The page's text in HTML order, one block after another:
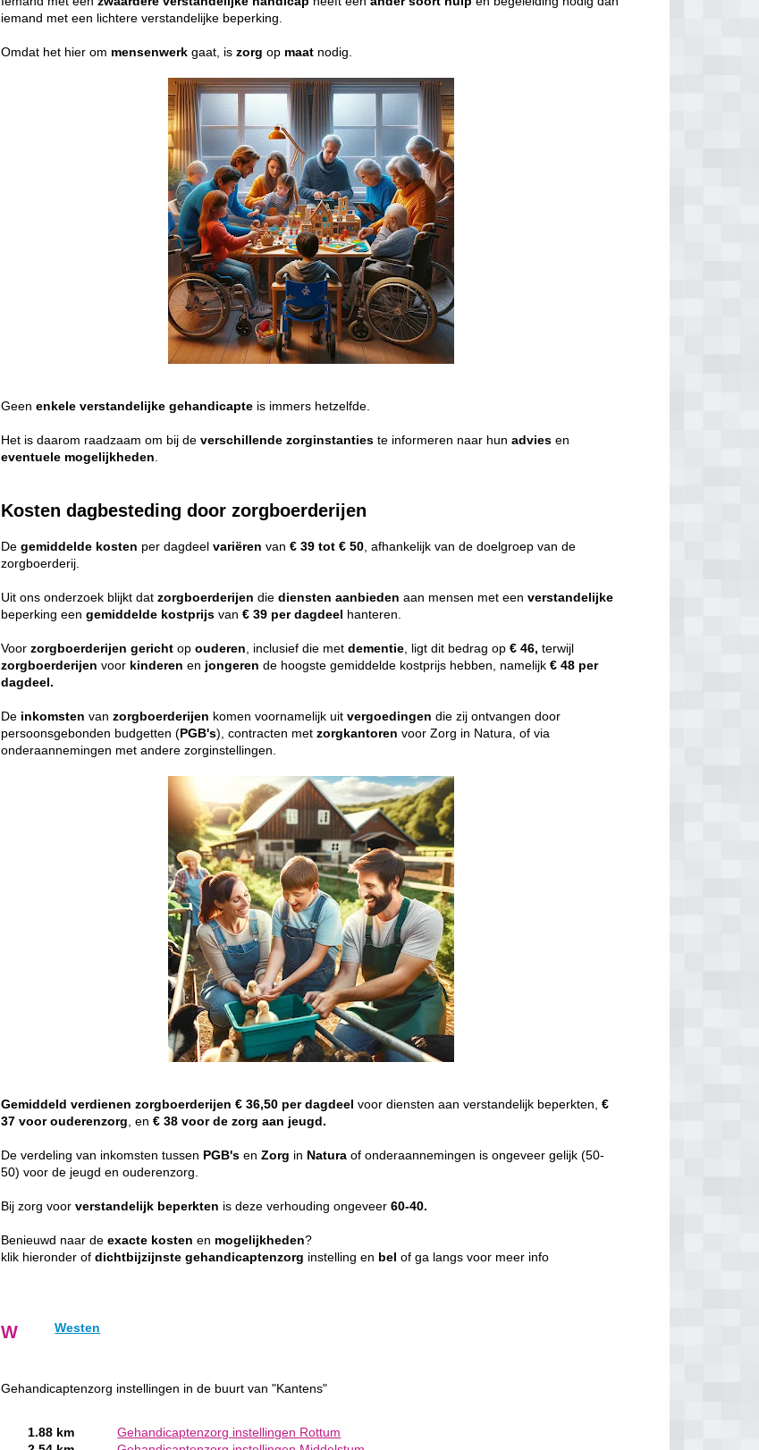
iemand met een lichtere verstandelijke beperking.
Omdat het hier om mensenwerk gaat, iszorg op maat nodig.
Geenenkele verstandelijke gehandicapte is immers hetzelfde.
Het is daarom raadzaam om bij deverschillende zorginstanties te informeren naar hunadvies en
eventuele mogelijkheden.
Kosten dagbesteding door zorgboerderijen
Degemiddelde kosten per dagdeelvariëren van€ 39 tot € 50 , afhankelijk van de doelgroep van de
zorgboerderij.
Uit ons onderzoek blijkt datzorgboerderijen diediensten aanbieden aan mensen met eenverstandelijke
beperking eengemiddelde kostprijs van€ 39 per dagdeel hanteren.
Voorzorgboerderijen gericht opouderen , inclusief die metdementie , ligt dit bedrag op€ 46, terwijl
zorgboerderijen voor kinderen en jongeren de hoogste gemiddelde kostprijs hebben, namelijk€ 48 per
dagdeel.
De inkomsten vanzorgboerderijen komen voornamelijk uitvergoedingen die zij ontvangen door
persoonsgebonden budgetten ( PGB's), contracten metzorgkantoren voor Zorg in Natura, of via
onderaannemingen met andere zorginstellingen.
Gemiddeld verdienen zorgboerderijen € 36,50 per dagdeel voor diensten aan verstandelijk beperkten,€
37 voor ouderenzorg , en€ 38 voor de zorg aan jeugd.
De verdeling van inkomsten tussen PGB's enZorg in Natura of onderaannemingen is ongeveer gelijk (50-
50) voor de jeugd en ouderenzorg.
Bij zorg voorverstandelijk beperkten is deze verhouding ongeveer60-40.
Benieuwd naar deexacte kosten en mogelijkheden?
klik hieronder ofdichtbijzijnste gehandicaptenzorg instelling en bel of ga langs voor meer info
W Westen
Gehandicaptenzorg instellingen in de buurt van "Kantens"
1.88 km
Gehandicaptenzorg instellingen Rottum